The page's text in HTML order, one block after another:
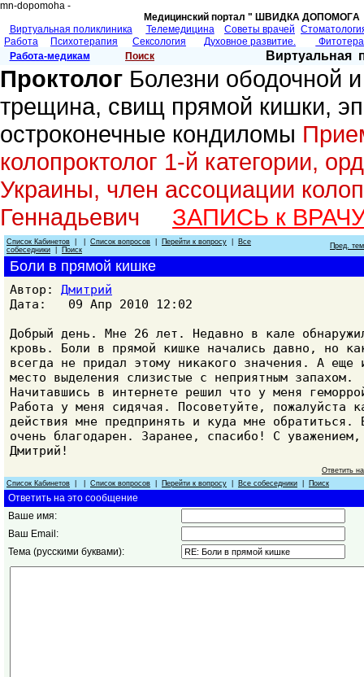
mn-dopomoha -
Медицинский портал " ШВИДКА
Виртуальная поликлиника
Телемедицина Советы врачей
Работа
Психотерапия Сексология Духовное развитие.
Работа-медикам
Поиск Виртуальная
Проктолог Болезни ободочной
трещина, свищ прямой кишки,
остроконечные кондиломы
колопроктолог 1-й категории,
Украины, член ассоциации
Геннадьевич ЗАПИСЬ к
Список Кабинетов Список вопросов Перейти к вопросу
Все
собеседники
Поиск Пред.
Боли в прямой кишке
Автор: Дмитрий
Дата: 09 Апр 2010 12:02
Добрый день. Мне 26 лет. Недавно в кале
кровь. Боли в прямой кишке начались давно, но
всегда не придал этому никакого значения. А еще
место выделения слизистые с неприятным запахом.
Начитавшись в интернете решил что у меня
Работа у меня сидячая. Посоветуйте, пожалуйста
действия мне предпринять и куда мне обратиться.
очень благодарен. Заранее, спасибо! С уважением,
Дмитрий!
Ответить
Список Кабинетов
Список вопросов Перейти к вопросу Все собеседники Поиск
Ответить на это сообщение
Ваше имя:
Ваш Email:
Тема (русскими буквами):